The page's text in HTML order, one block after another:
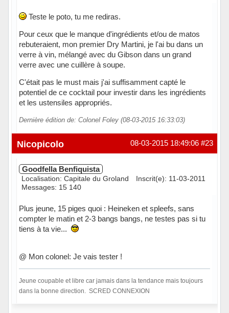
Teste le poto, tu me rediras.
Pour ceux que le manque d'ingrédients et/ou de matos
rebuteraient, mon premier Dry Martini, je l'ai bu dans un
verre à vin, mélangé avec du Gibson dans un grand
verre avec une cuillère à soupe.
C'était pas le must mais j'ai suffisamment capté le
potentiel de ce cocktail pour investir dans les ingrédients
et les ustensiles appropriés.
Dernière édition de: Colonel Foley (08-03-2015 16:33:03)
Hors ligne #23
08-03-2015 18:49:06
Nicopicolo
Goodfella Benfiquista
Localisation: Capitale du Groland
Inscrit(e): 11-03-2011
Messages: 15 140
Plus jeune, 15 piges quoi : Heineken et spleefs, sans
compter le matin et 2-3 bangs bangs, ne testes pas si tu
tiens à ta vie...
@ Mon colonel: Je vais tester !
Jeune coupable et libre car jamais dans la tendance mais toujours
dans la bonne direction. SCRED CONNEXION